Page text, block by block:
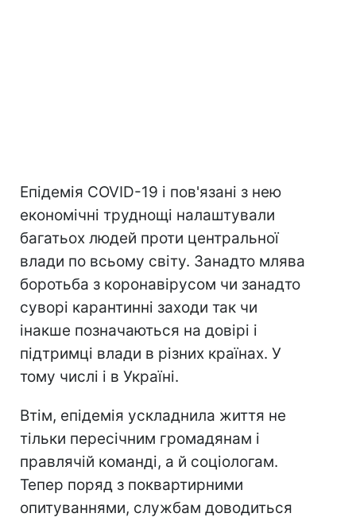
Епідемія COVID-19 і пов'язані з нею
економічні труднощі налаштували
багатьох людей проти центральної
влади по всьому світу. Занадто млява
боротьба з коронавірусом чи занадто
суворі карантинні заходи так чи
інакше позначаються на довірі і
підтримці влади в різних країнах. У
тому числі і в Україні.
Втім, епідемія ускладнила життя не
тільки пересічним громадянам і
правлячій команді, а й соціологам.
Тепер поряд з поквартирними
опитуваннями, службам доводиться